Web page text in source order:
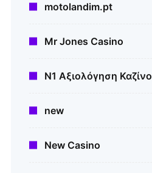
motolandim.pt
Mr Jones Casino
N1 Αξιολόγηση Καζίνο
new
New Casino